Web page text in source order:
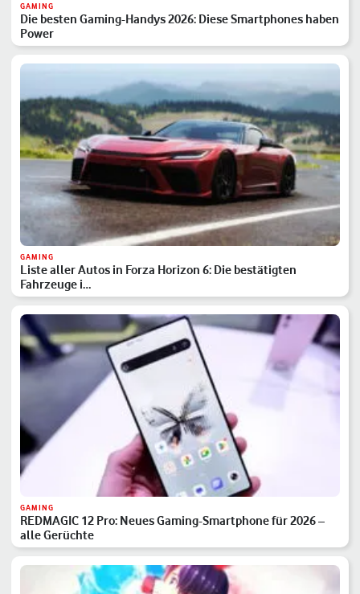
GAMING
Die besten Gaming-Handys 2026: Diese Smartphones haben
Power
GAMING
Liste aller Autos in Forza Horizon 6: Die bestätigten
Fahrzeuge i…
GAMING
REDMAGIC 12 Pro: Neues Gaming-Smartphone für 2026 –
alle Gerüchte